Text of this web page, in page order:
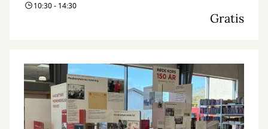
10:30 - 14:30
Gratis